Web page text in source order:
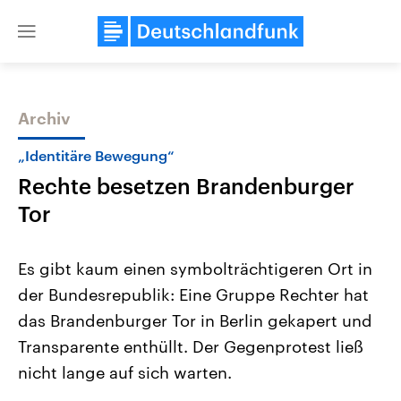
Close
Themen
Landtagswahl Sachsen-Anhalt
2026
Alle Informationen
Sachsen-Anhalt wählt am 6.
September 2026 einen neuen
Landtag. Seit 2021 wird das
USA
Aktuelle Beiträge,
Hintergründe
Wirtschaftlich und
Archiv
„Identitäre Bewegung“
Rechte besetzen Brandenburger
Tor
Es gibt kaum einen symbolträchtigeren Ort in
der Bundesrepublik: Eine Gruppe Rechter hat
das Brandenburger Tor in Berlin gekapert und
Transparente enthüllt. Der Gegenprotest ließ
nicht lange auf sich warten.